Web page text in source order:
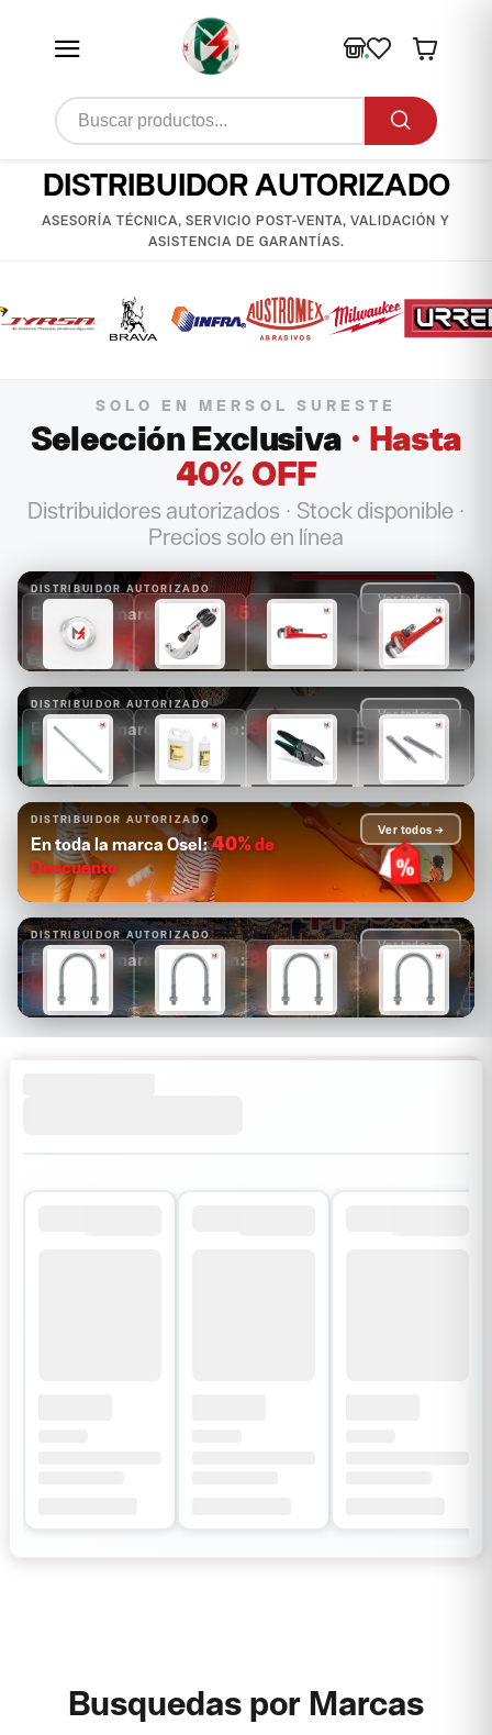
DISTRIBUIDOR AUTORIZADO
ASESORÍA TÉCNICA, SERVICIO POST-VENTA, VALIDACIÓN Y
ASISTENCIA DE GARANTÍAS.
SOLO EN MERSOL SURESTE
Selección Exclusiva · Hasta
40% OFF
Distribuidores autorizados · Stock disponible ·
Precios solo en línea
DISTRIBUIDOR AUTORIZADO
En toda la marca Ridgid: 25%
Descuento
Ver todos →
$1,261 $817 $878 $985
DISTRIBUIDOR AUTORIZADO
En toda la marca Greenlee: 30%
Descuento
Ver todos →
$10,416 $2,888 $1,752 $1,459
DISTRIBUIDOR AUTORIZADO
En toda la marca Osel:40%de
Descuento
Ver todos →
DISTRIBUIDOR AUTORIZADO
En toda la marca Appleton:30%de
Descuento
Ver todos →
$18 $24 $21 $38
Busquedas por Marcas